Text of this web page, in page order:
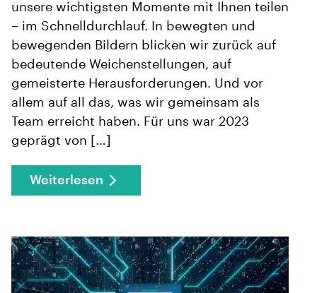
unsere wichtigsten Momente mit Ihnen teilen
– im Schnelldurchlauf. In bewegten und
bewegenden Bildern blicken wir zurück auf
bedeutende Weichenstellungen, auf
gemeisterte Herausforderungen. Und vor
allem auf all das, was wir gemeinsam als
Team erreicht haben. Für uns war 2023
geprägt von […]
Weiterlesen